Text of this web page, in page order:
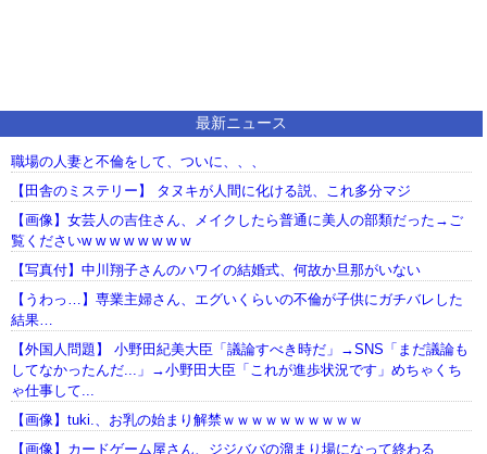
最新ニュース
職場の人妻と不倫をして、ついに、、、
【田舎のミステリー】 タヌキが人間に化ける説、これ多分マジ
【画像】女芸人の吉住さん、メイクしたら普通に美人の部類だった→ご
覧くださいw w w w w w w w
【写真付】中川翔子さんのハワイの結婚式、何故か旦那がいない
【うわっ…】専業主婦さん、エグいくらいの不倫が子供にガチバレした
結果…
【外国人問題】 小野田紀美大臣「議論すべき時だ」→SNS「まだ議論も
してなかったんだ...」→小野田大臣「これが進歩状況です」めちゃくち
ゃ仕事して...
【画像】tuki.、お乳の始まり解禁ｗｗｗｗｗｗｗｗｗｗ
【画像】カードゲーム屋さん、ジジババの溜まり場になって終わる